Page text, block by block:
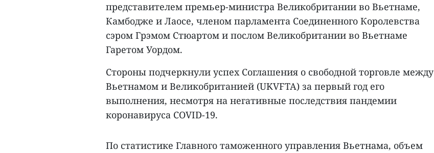
представителем премьер-министра Великобритании во Вьетнаме,
Камбодже и Лаосе, членом парламента Соединенного Королевства
сэром Грэмом Стюартом и послом Великобритании во Вьетнаме
Гаретом Уордом.
Стороны подчеркнули успех Соглашения о свободной торговле между
Вьетнамом и Великобританией (UKVFTA) за первый год его
выполнения, несмотря на негативные последствия пандемии
коронавируса COVID-19.
По статистике Главного таможенного управления Вьетнама, объем